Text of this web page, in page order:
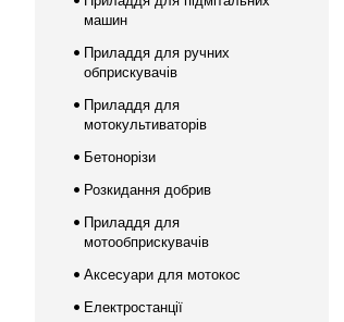
машин
Приладдя для ручних
обприскувачів
Приладдя для
мотокультиваторів
Бетонорізи
Розкидання добрив
Приладдя для
мотообприскувачів
Аксесуари для мотокос
Електростанції